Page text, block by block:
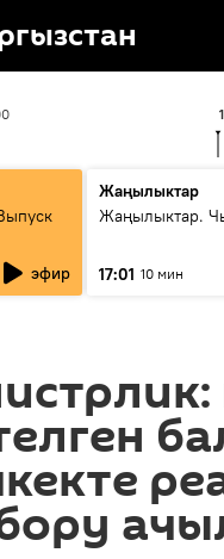
эфир
Жаңылыктар
Жаңылыктар.
17:01 10 мин